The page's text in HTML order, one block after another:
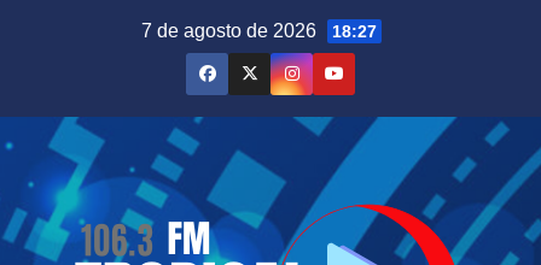
7 de agosto de 2026 18:27